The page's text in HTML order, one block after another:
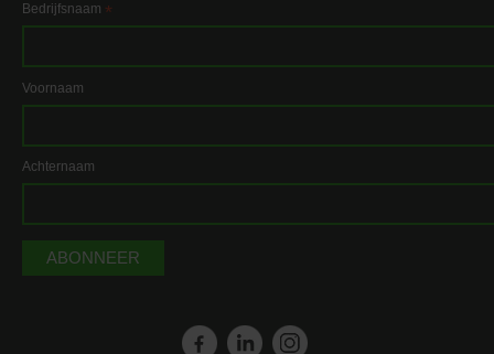
Bedrijfsnaam *
Voornaam
Achternaam